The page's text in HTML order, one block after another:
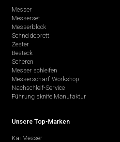
Messer
Messerset
Messerblock
Schneidebrett
Zester
Besteck
Scheren
Messer schleifen
Messerschärf-Workshop
Nachschleif-Service
Führung sknife Manufaktur
Unsere Top-Marken
Kai Messer